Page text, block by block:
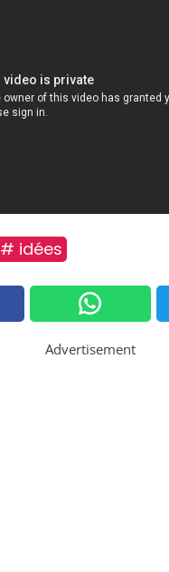
# idées
Advertisement